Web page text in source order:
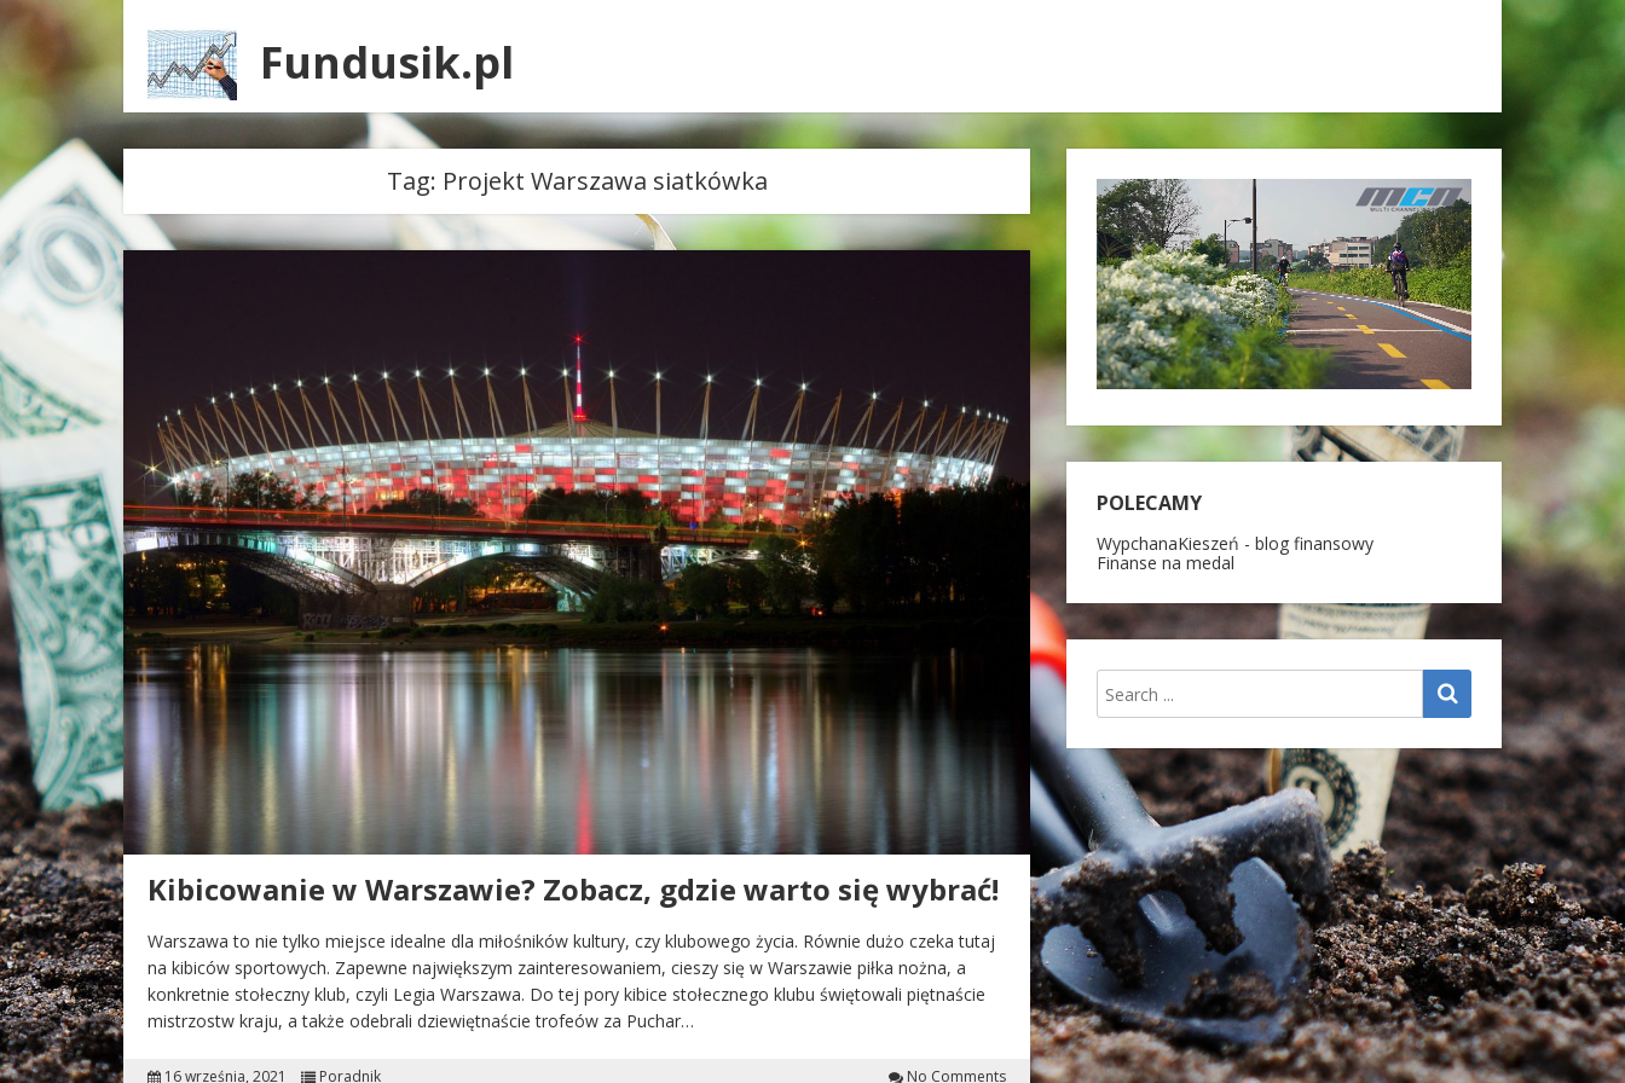
Fundusik.pl
Tag: Projekt Warszawa siatkówka
Kibicowanie w Warszawie? Zobacz, gdzie warto się wybrać!
Warszawa to nie tylko miejsce idealne dla miłośników kultury, czy klubowego życia. Równie dużo czeka tutaj
na kibiców sportowych. Zapewne największym zainteresowaniem, cieszy się w Warszawie piłka nożna, a
konkretnie stołeczny klub, czyli Legia Warszawa. Do tej pory kibice stołecznego klubu świętowali piętnaście
mistrzostw kraju, a także odebrali dziewiętnaście trofeów za Puchar…
16 września, 2021 Poradnik No Comments
POLECAMY
WypchanaKieszeń - blog finansowy
Finanse na medal